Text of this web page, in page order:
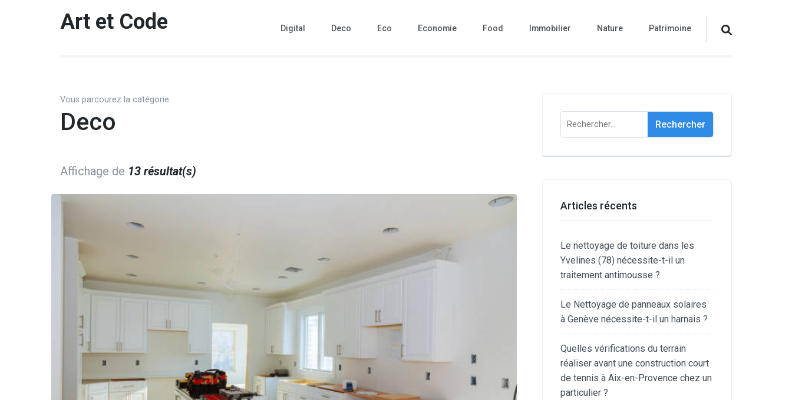
Art et Code Digital Deco Eco Economie Food Immobilier Nature Patrimoine
Vous parcourez la catégorie
Deco
Affichage de 13 résultat(s)
Rechercher :
Articles récents
Le nettoyage de toiture dans les
Yvelines (78) nécessite-t-il un
traitement antimousse ?
Le Nettoyage de panneaux solaires
à Genève nécessite-t-il un harnais ?
Quelles vérifications du terrain
réaliser avant une construction court
de tennis à Aix-en-Provence chez un
particulier ?